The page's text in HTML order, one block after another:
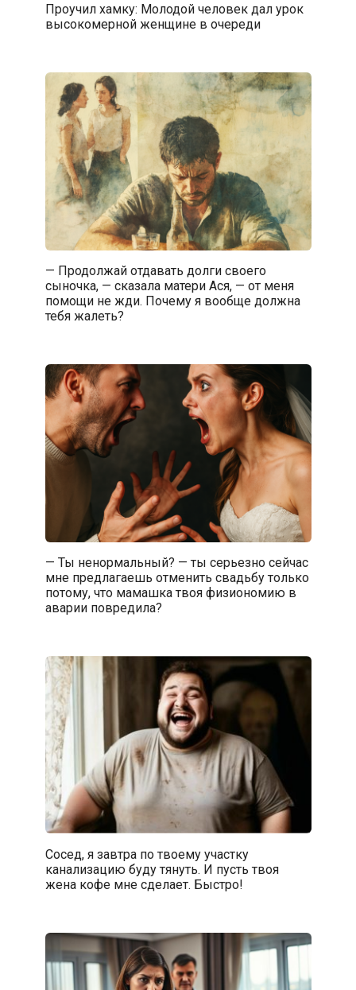
Проучил хамку: Молодой человек дал урок
высокомерной женщине в очереди
— Продолжай отдавать долги своего
сыночка, — сказала матери Ася, — от меня
помощи не жди. Почему я вообще должна
тебя жалеть?
— Ты ненормальный? — ты серьезно сейчас
мне предлагаешь отменить свадьбу только
потому, что мамашка твоя физиономию в
аварии повредила?
Сосед, я завтра по твоему участку
канализацию буду тянуть. И пусть твоя
жена кофе мне сделает. Быстро!